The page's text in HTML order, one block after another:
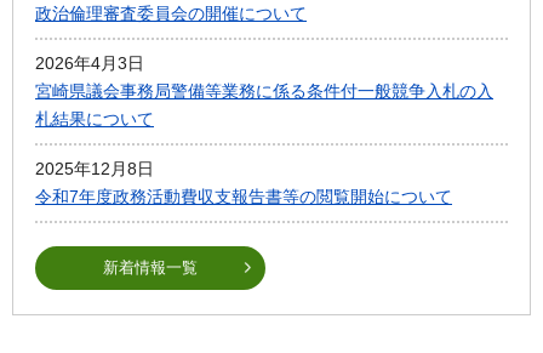
政治倫理審査委員会の開催について
2026年4月3日
宮崎県議会事務局警備等業務に係る条件付一般競争入札の入
札結果について
2025年12月8日
令和7年度政務活動費収支報告書等の閲覧開始について
新着情報一覧